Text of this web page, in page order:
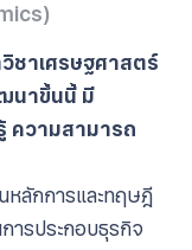
ชาเศรษฐศาสตร์
นาขึ้นนี้ มี
ความสามารถ
หลักการและทฤษฎี
ารประกอบธุรกิจ